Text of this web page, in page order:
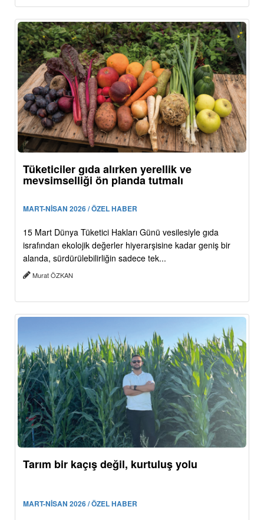
Tüketiciler gıda alırken yerellik ve
mevsimselliği ön planda tutmalı
MART-NİSAN 2026 / ÖZEL HABER
15 Mart Dünya Tüketici Hakları Günü vesilesiyle gıda
israfından ekolojik değerler hiyerarşisine kadar geniş bir
alanda, sürdürülebilirliğin sadece tek...
Murat ÖZKAN
Tarım bir kaçış değil, kurtuluş yolu
MART-NİSAN 2026 / ÖZEL HABER